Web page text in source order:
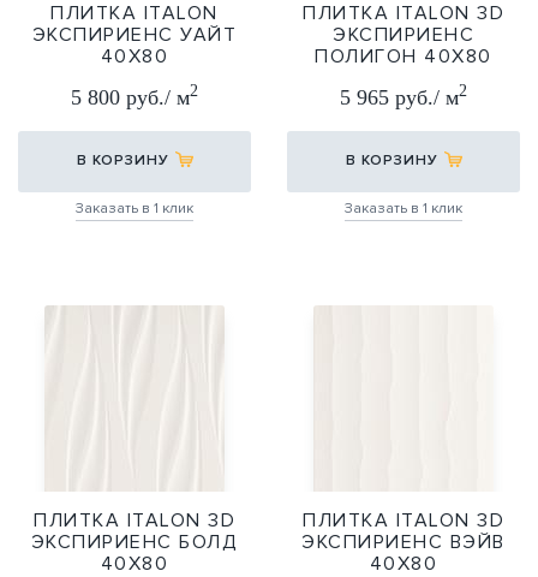
ПЛИТКА ITALON
ЭКСПИРИЕНС УАЙТ
40Х80
5 800 руб./ м2
В КОРЗИНУ
Заказать в 1 клик
ПЛИТКА ITALON 3D
ЭКСПИРИЕНС
ПОЛИГОН 40Х80
5 965 руб./ м2
В КОРЗИНУ
Заказать в 1 клик
ПЛИТКА ITALON 3D
ЭКСПИРИЕНС БОЛД
40Х80
ПЛИТКА ITALON 3D
ЭКСПИРИЕНС ВЭЙВ
40Х80